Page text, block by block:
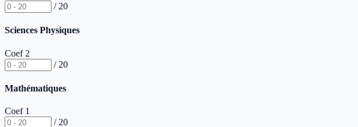
/ 20
Sciences Physiques
Coef 2
/ 20
Mathématiques
Coef 1
/ 20